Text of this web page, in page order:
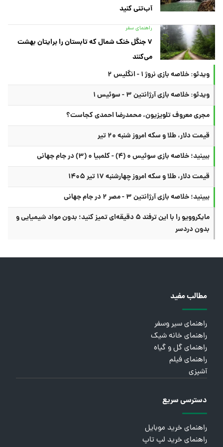
آب‌تنی کنید
راهنمای سفر
۷ جنگل خنک شمال که تابستان را برایتان بهشت
می‌کنند
ویدئو: خلاصه بازی نروژ ۱ - انگلیس ۲
ویدئو: خلاصه بازی آرژانتین ۳ - سوئیس ۱
مجری معروف تلویزیون، محمدرضا احمدی کجاست؟
قیمت دلار، طلا و سکه امروز شنبه ۲۰ تیر
ببینید؛ خلاصه بازی سوئیس ۰ (۴) - کلمبیا ۰ (۳) در جام جهانی
قیمت دلار، طلا و سکه امروز چهارشنبه ۱۷ تیر ۱۴۰۵
ببینید؛ خلاصه بازی آرژانتین ۳ - مصر ۲ در جام جهانی
مایکروویو را با این ترفند ۵ دقیقه‌ای تمیز کنید؛ بدون مواد شیمیایی و
بدون دردسر
مطالب مفید
راهنمای سیر وسفر
راهنمای خانه شیک
راهنمای گل و گیاه
راهنمای فیلم
آشپزی
دسترسی سریع
راهنمای خرید موبایل
راهنمای خرید لپ تاپ